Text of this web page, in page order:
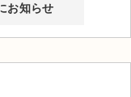
お知らせ